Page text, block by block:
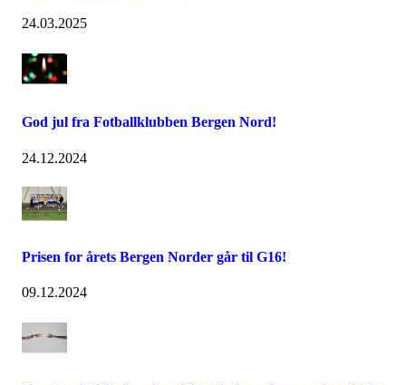
24.03.2025
God jul fra Fotballklubben Bergen Nord!
24.12.2024
Prisen for årets Bergen Norder går til G16!
09.12.2024